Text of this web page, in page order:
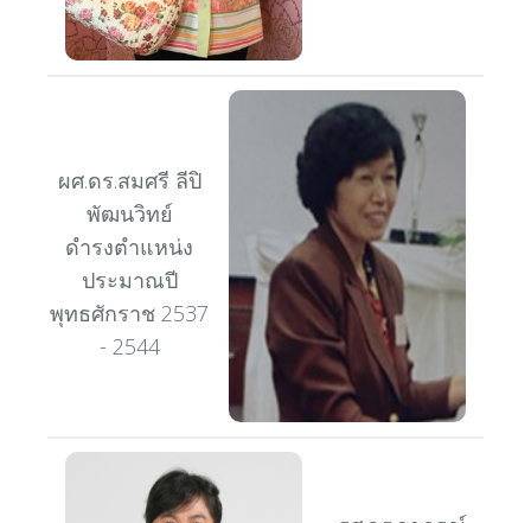
ผศ.ดร.สมศรี ลีปิ
พัฒนวิทย์
ดำรงตำแหน่ง
ประมาณปี
พุทธศักราช 2537
- 2544